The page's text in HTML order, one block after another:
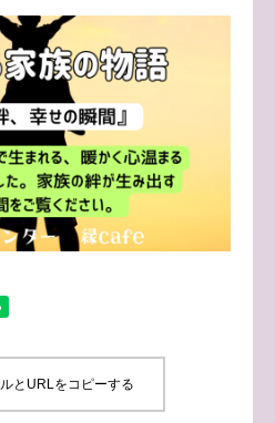
とURLをコピーする